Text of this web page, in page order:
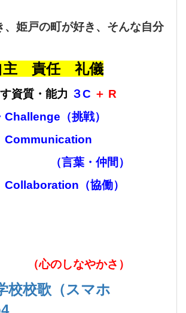
、姫戸の町が好き、そんな自分
主 責任 礼儀
資質・能力 ３C ＋ R
（挑戦）
・仲間）
（協働）
なやかさ）
校校歌（スマホ